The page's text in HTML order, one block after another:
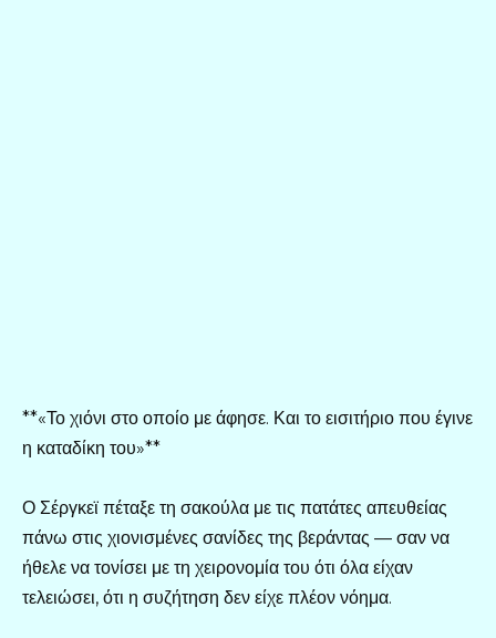
**«Το χιόνι στο οποίο με άφησε. Και το εισιτήριο που έγινε
η καταδίκη του»**
Ο Σέργκεϊ πέταξε τη σακούλα με τις πατάτες απευθείας
πάνω στις χιονισμένες σανίδες της βεράντας — σαν να
ήθελε να τονίσει με τη χειρονομία του ότι όλα είχαν
τελειώσει, ότι η συζήτηση δεν είχε πλέον νόημα.